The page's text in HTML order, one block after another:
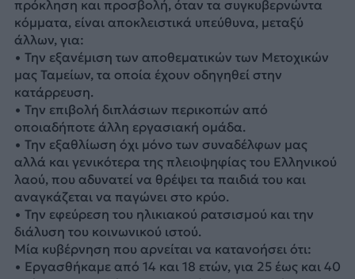
πρόκληση και προσβολή, όταν τα συγκυβερνώντα
κόμματα, είναι αποκλειστικά υπεύθυνα, μεταξύ
άλλων, για:
• Την εξανέμιση των αποθεματικών των Μετοχικών
μας Ταμείων, τα οποία έχουν οδηγηθεί στην
κατάρρευση.
• Την επιβολή διπλάσιων περικοπών από
οποιαδήποτε άλλη εργασιακή ομάδα.
• Την εξαθλίωση όχι μόνο των συναδέλφων μας
αλλά και γενικότερα της πλειοψηφίας του Ελληνικού
λαού, που αδυνατεί να θρέψει τα παιδιά του και
αναγκάζεται να παγώνει στο κρύο.
• Την εφεύρεση του ηλικιακού ρατσισμού και την
διάλυση του κοινωνικού ιστού.
Μία κυβέρνηση που αρνείται να κατανοήσει ότι:
• Εργασθήκαμε από 14 και 18 ετών, για 25 έως και 40